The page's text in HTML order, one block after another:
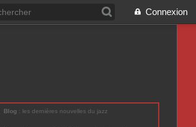
Connexion
Blog : les dernières nouvelles du jazz